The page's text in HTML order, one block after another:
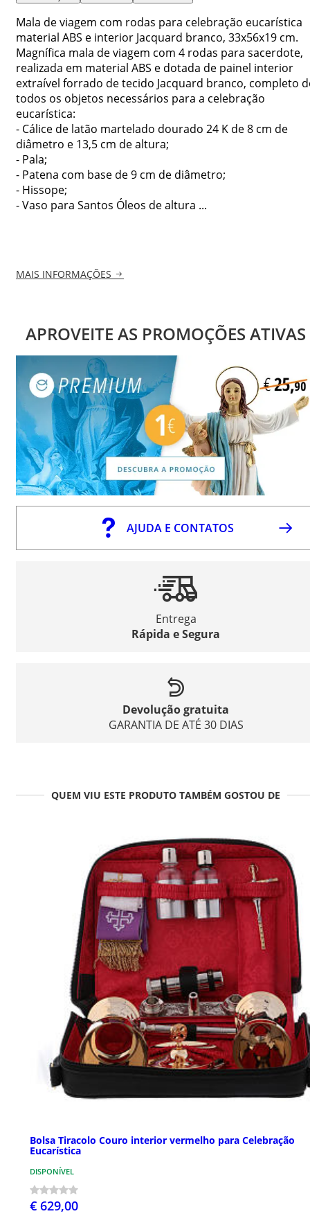
Mala de viagem com rodas para celebração eucarística
material ABS e interior Jacquard branco, 33x56x19 cm.
Magnífica mala de viagem com 4 rodas para sacerdote,
realizada em material ABS e dotada de painel interior
extraível forrado de tecido Jacquard branco, completo
todos os objetos necessários para a celebração
eucarística:
- Cálice de latão martelado dourado 24 K de 8 cm de
diâmetro e 13,5 cm de altura;
- Pala;
- Patena com base de 9 cm de diâmetro;
- Hissope;
- Vaso para Santos Óleos de altura ...
MAIS INFORMAÇÕES
APROVEITE AS PROMOÇÕES ATIVAS
AJUDA E CONTATOS
Entrega
Rápida e Segura
Devolução gratuita
GARANTIA DE ATÉ 30 DIAS
QUEM VIU ESTE PRODUTO TAMBÉM GOSTOU DE
Bolsa Tiracolo Couro interior vermelho para Celebração
Eucarística
DISPONÍVEL
€ 629,00